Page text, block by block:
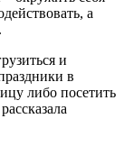
а
и
в
либо посетить